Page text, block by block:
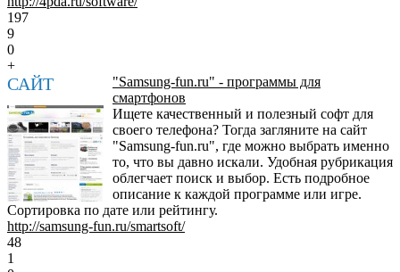
197
9
0
+
САЙТ
"Samsung-fun.ru" - программы для
смартфонов
Ищете качественный и полезный софт для
своего телефона? Тогда загляните на сайт
"Samsung-fun.ru", где можно выбрать именно
то, что вы давно искали. Удобная рубрикация
облегчает поиск и выбор. Есть подробное
описание к каждой программе или игре.
Сортировка по дате или рейтингу.
http://samsung-fun.ru/smartsoft/
48
1